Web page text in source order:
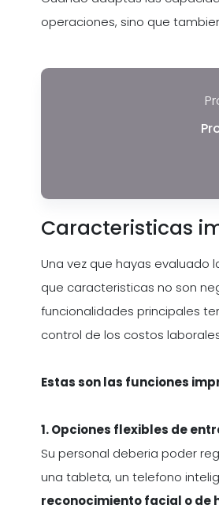
operaciones, sino que
Caracteristicas
Una vez que hayas
que caracteristicas no son
funcionalidades principales
control de los costos
Estas son las funciones
1. Opciones flexibles de
Su personal deberia poder
una tableta, un telefono
reconocimiento facial o de